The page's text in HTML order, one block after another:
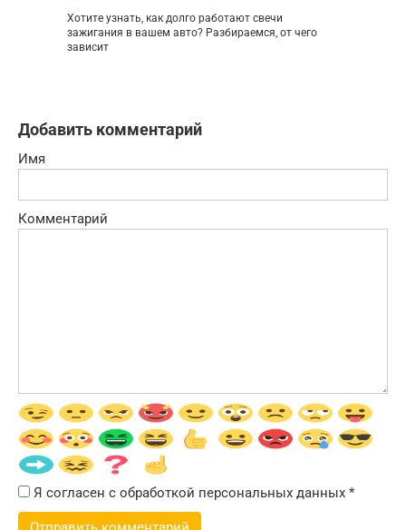
Хотите узнать, как долго работают свечи
зажигания в вашем авто? Разбираемся, от чего
зависит
Добавить комментарий
Имя
Комментарий
Я согласен с обработкой персональных данных *